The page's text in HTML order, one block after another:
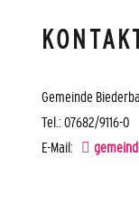
Gemeinde
Tel.: 07682/9116-0
E-Mail: